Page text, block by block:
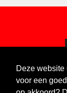
Deze
voor een